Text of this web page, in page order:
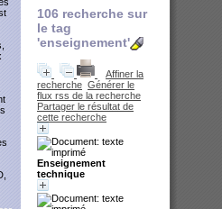
106 recherche sur
le tag
'enseignement'
Affiner la
recherche Générer le
flux rss de la recherche
Partager le résultat de
cette recherche
Enseignement
technique